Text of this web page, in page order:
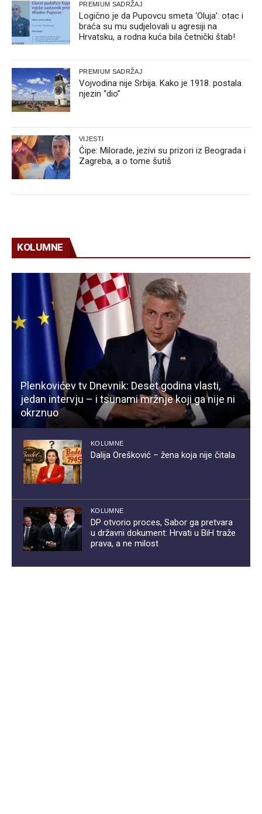
PREMIUM SADRŽAJ
Logično je da Pupovcu smeta ‘Oluja’: otac i
braća su mu sudjelovali u agresiji na
Hrvatsku, a rodna kuća bila četnički štab!
PREMIUM SADRŽAJ
Vojvodina nije Srbija. Kako je 1918. postala
njezin “dio”
VIJESTI
Ćipe: Milorade, jezivi su prizori iz Beograda i
Zagreba, a o tome šutiš
KOLUMNE
Plenkovićev tv Dnevnik: Deset godina vlasti,
jedan intervju – i tsunami mržnje koji ga nije ni
okrznuo
KOLUMNE
Dalija Orešković – žena koja nije čitala
KOLUMNE
DP otvorio proces, Sabor ga pretvara
u državni dokument: Hrvati u BiH traže
prava, a ne milost